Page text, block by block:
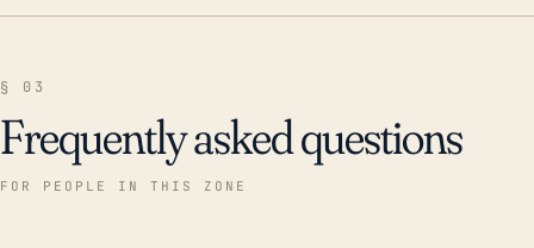
§ 03
Frequently asked questions
FOR PEOPLE IN THIS ZONE